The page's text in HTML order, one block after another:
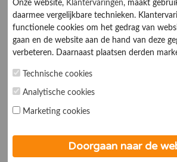
Social Media integratie om uw
Uw eigen review widget voor op de
Onze website, Klantervaringen, maakt
daarmee vergelijkbare technieken.
functionele cookies om het gedrag van
gaan en de website aan de hand van deze
verbeteren. Daarnaast plaatsen derden
marketing cookies worden
toestemming voor deze verwerking wanneer
op ieder moment aanpassen in de
Technische cookies
Analytische cookies
Marketing cookies
Doorgaan naar de